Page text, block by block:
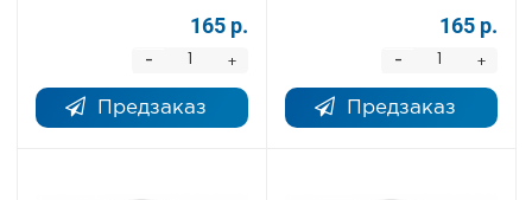
165 р.
+
-
Предзаказ
165 р.
+
-
Предзаказ